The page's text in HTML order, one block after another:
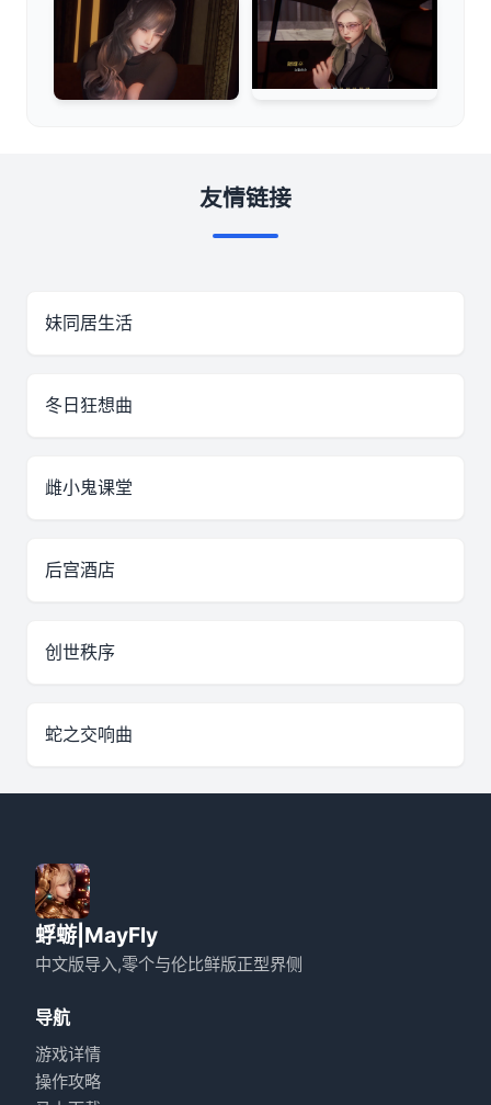
友情链接
妹同居生活
冬日狂想曲
雌小鬼课堂
后宫酒店
创世秩序
蛇之交响曲
蜉蝣|MayFly
中文版导入,零个与伦比鲜版正型界侧
导航
游戏详情
操作攻略